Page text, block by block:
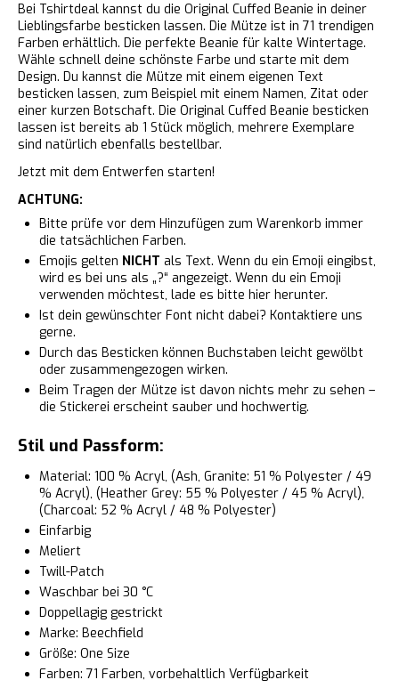
Bei Tshirtdeal kannst du die Original Cuffed Beanie in deiner
Lieblingsfarbe besticken lassen. Die Mütze ist in 71 trendigen
Farben erhältlich. Die perfekte Beanie für kalte Wintertage.
Wähle schnell deine schönste Farbe und starte mit dem
Design. Du kannst die Mütze mit einem eigenen Text
besticken lassen, zum Beispiel mit einem Namen, Zitat oder
einer kurzen Botschaft. Die Original Cuffed Beanie besticken
lassen ist bereits ab 1 Stück möglich, mehrere Exemplare
sind natürlich ebenfalls bestellbar.
Jetzt mit dem Entwerfen starten!
ACHTUNG:
Bitte prüfe vor dem Hinzufügen zum Warenkorb immer
die tatsächlichen Farben.
Emojis gelten NICHT als Text. Wenn du ein Emoji eingibst,
wird es bei uns als „?“ angezeigt. Wenn du ein Emoji
verwenden möchtest, lade es bitte hier herunter.
Ist dein gewünschter Font nicht dabei? Kontaktiere uns
gerne.
Durch das Besticken können Buchstaben leicht gewölbt
oder zusammengezogen wirken.
Beim Tragen der Mütze ist davon nichts mehr zu sehen –
die Stickerei erscheint sauber und hochwertig.
Stil und Passform:
Material: 100 % Acryl, (Ash, Granite: 51 % Polyester / 49
% Acryl), (Heather Grey: 55 % Polyester / 45 % Acryl),
(Charcoal: 52 % Acryl / 48 % Polyester)
Einfarbig
Meliert
Twill-Patch
Waschbar bei 30 °C
Doppellagig gestrickt
Marke: Beechfield
Größe: One Size
Farben: 71 Farben, vorbehaltlich Verfügbarkeit